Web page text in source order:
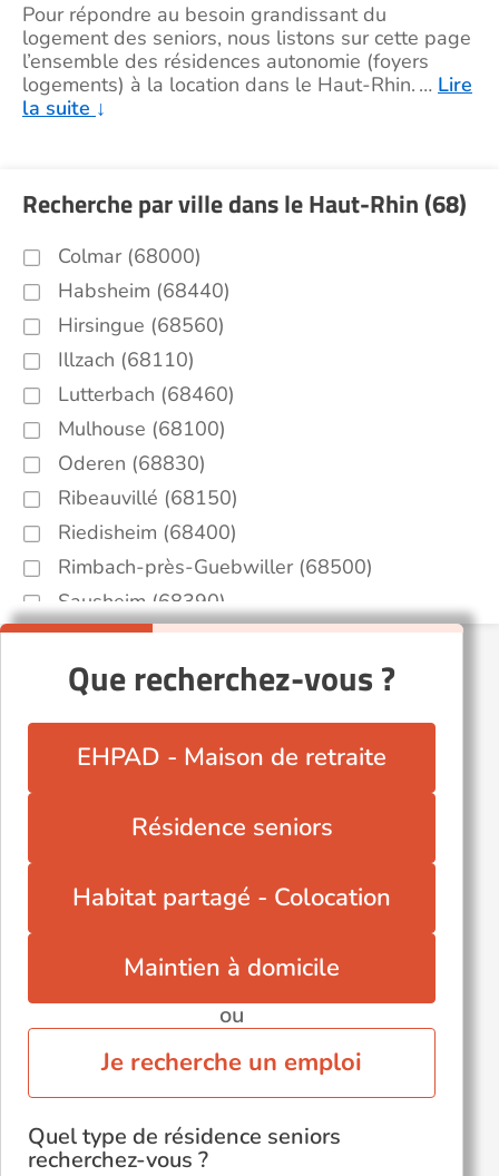
Pour répondre au besoin grandissant du
logement des seniors, nous listons sur cette page
l’ensemble des résidences autonomie (foyers
logements) à la location dans le Haut-Rhin. … Lire
la suite ↓
Recherche par ville dans le Haut-Rhin (68)
Colmar (68000)
Habsheim (68440)
Hirsingue (68560)
Illzach (68110)
Lutterbach (68460)
Mulhouse (68100)
Oderen (68830)
Ribeauvillé (68150)
Riedisheim (68400)
Rimbach-près-Guebwiller (68500)
Sausheim (68390)
Que recherchez-vous ?
EHPAD - Maison de retraite
Résidence seniors
Habitat partagé - Colocation
Maintien à domicile
ou
Je recherche un emploi
Quel type de résidence seniors
recherchez-vous ?